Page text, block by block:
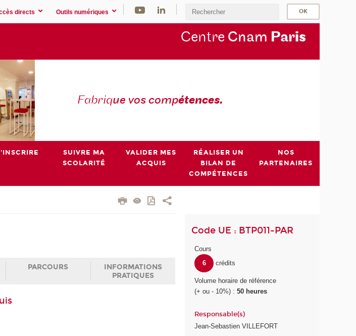
directs Outils numériques
Centre Cnam Paris
Fabrique vos compétences.
SUIVRE MA
SCOLARITÉ
VALIDER MES
ACQUIS
RÉALISER UN
BILAN DE
COMPÉTENCES
NOS
PARTENAIRES
PARCOURS
INFORMATIONS
PRATIQUES
Code UE : BTP011-PAR
Cours
6
crédits
Volume horaire de référence
(+ ou - 10%) :50 heures
Responsable(s)
Jean-Sebastien VILLEFORT